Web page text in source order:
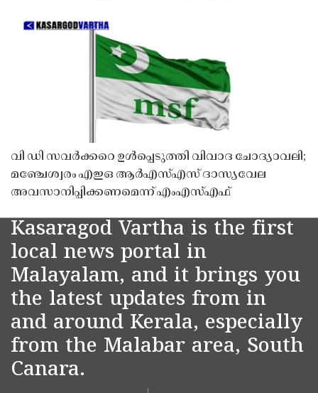
വി ഡി സവർക്കറെ ഉൾപ്പെടുത്തി വിവാദ ചോദ്യാവലി;
മഞ്ചേശ്വരം എഇഒ ആർഎസ്എസ് ദാസ്യവേല
അവസാനിപ്പിക്കണമെന്ന് എംഎസ്എഫ്
Kasaragod Vartha is the first
local news portal in
Malayalam, and it brings you
the latest updates from in
and around Kerala, especially
from the Malabar area, South
Canara.